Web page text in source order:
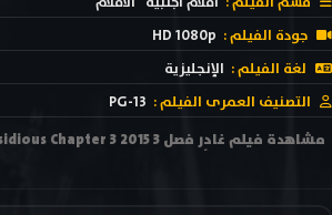
جودة الفيلم : HD 1080p
لغة الفيلم : الإنجليزية
التصنيف العمرى الفيلم : PG-13